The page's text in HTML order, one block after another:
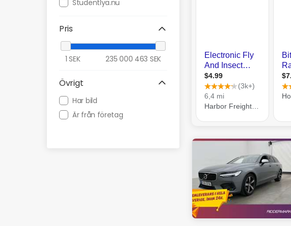
Studentlya.nu
Pris
1 SEK 235 000 463 SEK
Övrigt
Har bild
Är från företag